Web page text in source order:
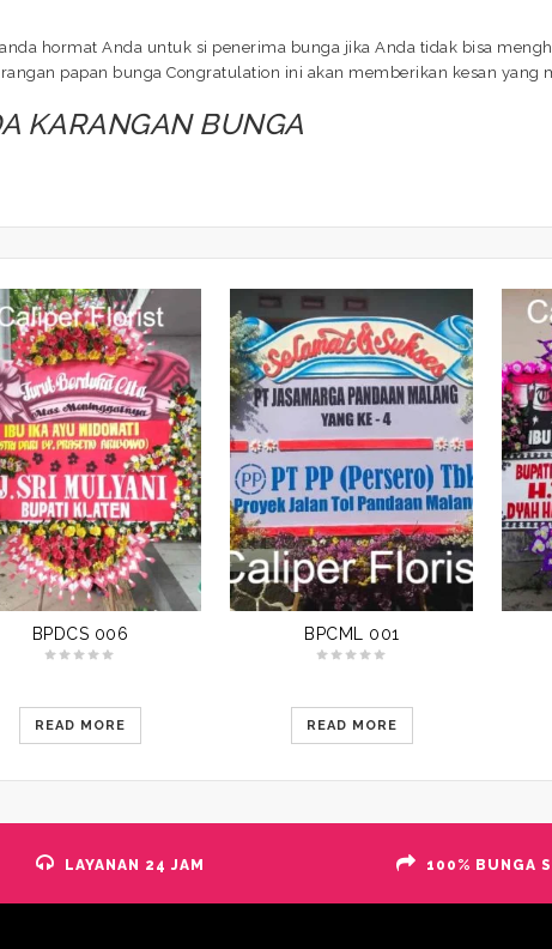
hormat Anda untuk si penerima bunga jika Anda tidak bisa
papan bunga Congratulation ini akan memberikan kesan yang
KARANGAN BUNGA
BPDCS 006
READ MORE
BPCML 001
READ MORE
LAYANAN 24 JAM 100% BUNGA